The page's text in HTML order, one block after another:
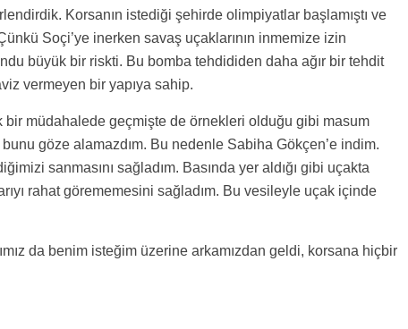
Korsanın istediği şehirde olimpiyatlar başlamıştı ve
Soçi’ye inerken savaş uçaklarının inmemize izin
büyük bir riskti. Bu bomba tehdididen daha ağır bir tehdit
vermeyen bir yapıya sahip.
bir müdahalede geçmişte de örnekleri olduğu gibi masum
göze alamazdım. Bu nedenle Sabiha Gökçen’e indim.
sanmasını sağladım. Basında yer aldığı gibi uçakta
rahat görememesini sağladım. Bu vesileyle uçak içinde
da benim isteğim üzerine arkamızdan geldi, korsana hiçbir